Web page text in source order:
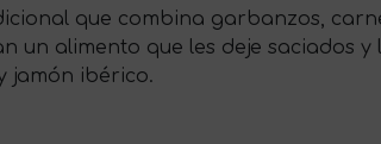
que combina garbanzos,
un alimento que les deje saciados
jamón ibérico.